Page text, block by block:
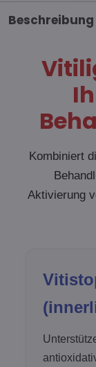
Beschreibung
Kombiniert
Aktivierung